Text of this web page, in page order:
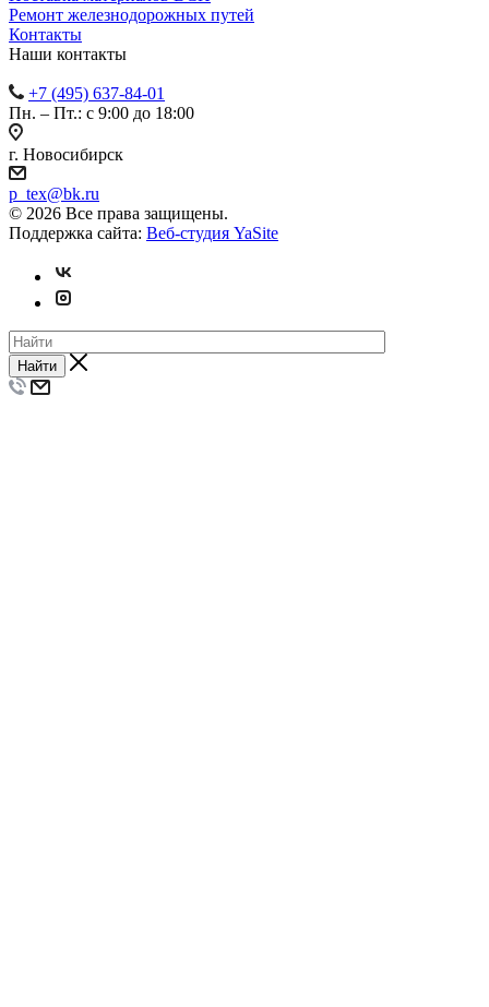
Ремонт железнодорожных путей
Контакты
Наши контакты
+7 (495) 637-84-01
Пн. – Пт.: с 9:00 до 18:00
г. Новосибирск
p_tex@bk.ru
© 2026 Все права защищены.
Поддержка сайта: Веб-студия YaSite
Найти